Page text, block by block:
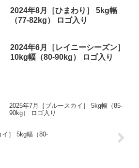
2024年8月［ひまわり］ 5kg幅
（77-82kg） ロゴ入り
2024年6月［レイニーシーズン］
10kg幅（80-90kg） ロゴ入り
2025年7月［ブルースカイ］ 5kg幅（85-
90kg） ロゴ入り
］ 5kg幅（80-